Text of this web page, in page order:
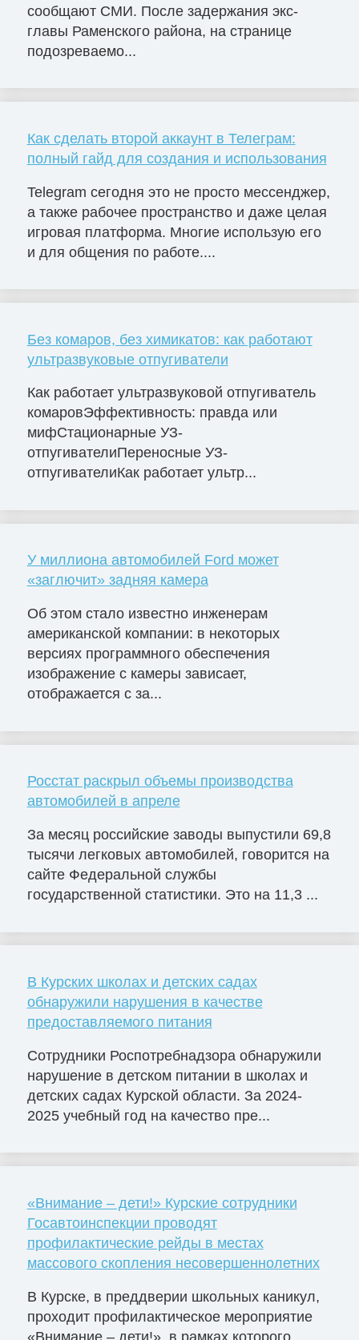
сообщают СМИ. После задержания экс-
главы Раменского района, на странице
подозреваемо...
Как сделать второй аккаунт в Телеграм:
полный гайд для создания и использования
Telegram сегодня это не просто мессенджер,
а также рабочее пространство и даже целая
игровая платформа. Многие использую его
и для общения по работе....
Без комаров, без химикатов: как работают
ультразвуковые отпугиватели
Как работает ультразвуковой отпугиватель
комаровЭффективность: правда или
мифСтационарные УЗ-
отпугивателиПереносные УЗ-
отпугивателиКак работает ультр...
У миллиона автомобилей Ford может
«заглючит» задняя камера
Об этом стало известно инженерам
американской компании: в некоторых
версиях программного обеспечения
изображение с камеры зависает,
отображается с за...
Росстат раскрыл объемы производства
автомобилей в апреле
За месяц российские заводы выпустили 69,8
тысячи легковых автомобилей, говорится на
сайте Федеральной службы
государственной статистики. Это на 11,3 ...
В Курских школах и детских садах
обнаружили нарушения в качестве
предоставляемого питания
Сотрудники Роспотребнадзора обнаружили
нарушение в детском питании в школах и
детских садах Курской области. За 2024-
2025 учебный год на качество пре...
«Внимание – дети!» Курские сотрудники
Госавтоинспекции проводят
профилактические рейды в местах
массового скопления несовершеннолетних
В Курске, в преддверии школьных каникул,
проходит профилактическое мероприятие
«Внимание – дети!», в рамках которого